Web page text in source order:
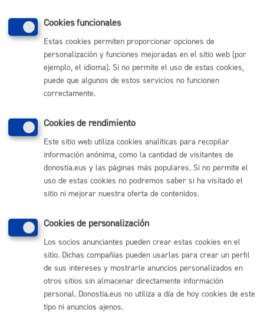
Volver al índice Volver atrás
Comunícate con el Ayuntamiento de Donostia / San
Sebastián
(+34) 943 481 000
Buzón de la ciudadanía
Informar de un error en la web
Enlaces útiles
Perfil del contratante
Sede electrónica
Mapas - GeoDonostia
Sala de prensa
Mapa web
Otras páginas web corporativas
Cookies funcionales
Estas cookies permiten proporcionar opciones de
personalización y funciones mejoradas en el sitio web (por
ejemplo, el idioma). Si no permite el uso de estas cookies,
puede que algunos de estos servicios no funcionen
correctamente.
Cookies de rendimiento
Este sitio web utiliza cookies analíticas para recopilar
información anónima, como la cantidad de visitantes de
donostia.eus y las páginas más populares. Si no permite el
uso de estas cookies no podremos saber si ha visitado el
sitio ni mejorar nuestra oferta de contenidos.
Cookies de personalización
Los socios anunciantes pueden crear estas cookies en el
sitio. Dichas compañías pueden usarlas para crear un perfil
de sus intereses y mostrarle anuncios personalizados en
otros sitios sin almacenar directamente información
personal. Donostia.eus no utiliza a día de hoy cookies de este
tipo ni anuncios ajenos.